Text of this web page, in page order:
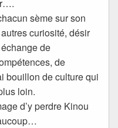
sème sur son
curiosité, désir
de
de
bouillon de culture qui
loin.
d’y perdre Kinou